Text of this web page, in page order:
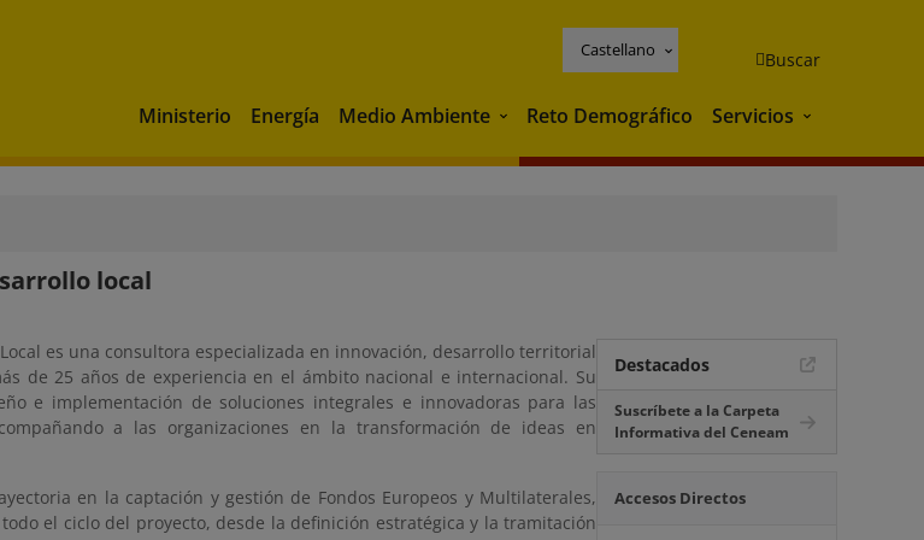
Castellano Buscar
Ministerio Energía Medio Ambiente Medio Ambiente
Reto Demográfico Servicios Servicios
local
es una consultora especializada en innovación, desarrollo territorial
de 25 años de experiencia en el ámbito nacional e internacional. Su
e implementación de soluciones integrales e innovadoras para las
a las organizaciones en la transformación de ideas en
en la captación y gestión de Fondos Europeos y Multilaterales,
el ciclo del proyecto, desde la definición estratégica y la tramitación
Destacados
Suscríbete a la Carpeta
Informativa del Ceneam
Accesos Directos